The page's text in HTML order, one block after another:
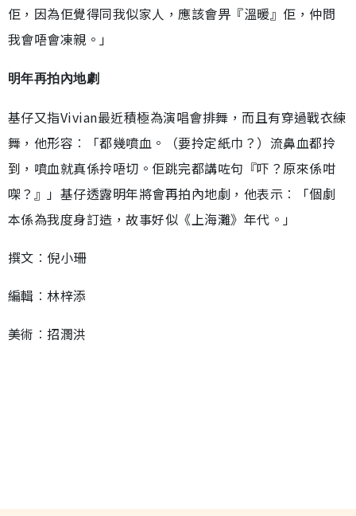
佢，因為佢覺得同我似家人，應該會畀『溫暖』佢，仲問
我會唔會凍親。」
明年再拍內地劇
基仔又指Vivian最近積極為演唱會排舞，而且有穿過戰衣練
舞，他形容︰「都幾噴血。（要拎定紙巾？）流鼻血都拎
到，噴血就真係拎唔切。佢跳完都講咗句『吓？原來係咁
㗎？』」基仔透露明年將會再拍內地劇，他表示︰「個劇
本係為我度身訂造，故事好似《上海灘》年代。」
撰文︰倪小珊
編輯︰林梓添
美術︰招潤洪